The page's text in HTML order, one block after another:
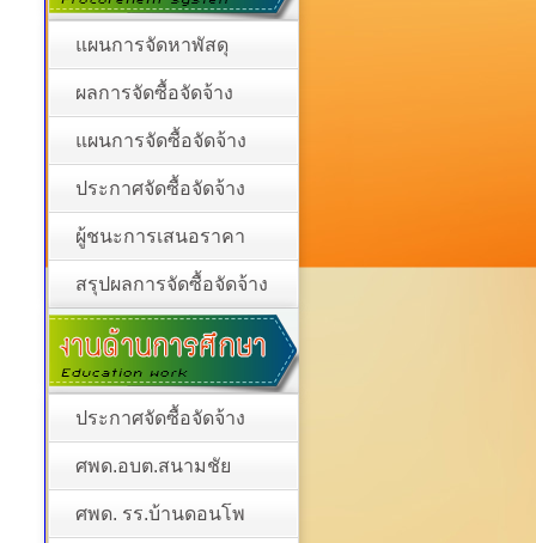
แผนการจัดหาพัสดุ
ผลการจัดซื้อจัดจ้าง
แผนการจัดซื้อจัดจ้าง
ประกาศจัดซื้อจัดจ้าง
ผู้ชนะการเสนอราคา
สรุปผลการจัดซื้อจัดจ้าง
ประกาศจัดซื้อจัดจ้าง
ศพด.อบต.สนามชัย
ศพด. รร.บ้านดอนโพ